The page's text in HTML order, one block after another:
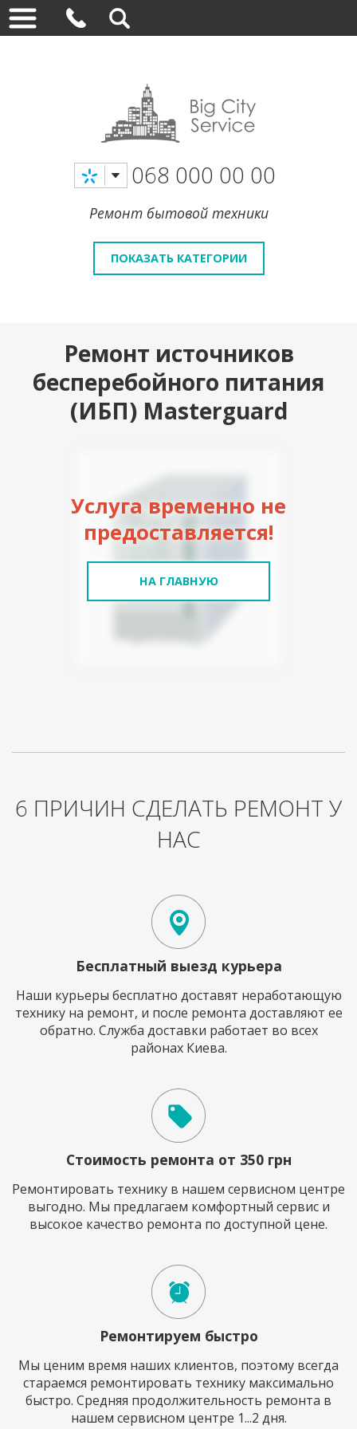
068 000 00 00
Ремонт бытовой техники
ПОКАЗАТЬ КАТЕГОРИИ
Ремонт источников
бесперебойного питания
(ИБП) Masterguard
Услуга временно не
предоставляется!
НА ГЛАВНУЮ
6 ПРИЧИН СДЕЛАТЬ РЕМОНТ У
НАС
Бесплатный выезд курьера
Наши курьеры бесплатно доставят неработающую
технику на ремонт, и после ремонта доставляют ее
обратно. Служба доставки работает во всех
районах Киева.
Стоимость ремонта от 350 грн
Ремонтировать технику в нашем сервисном центре
выгодно. Мы предлагаем комфортный сервис и
высокое качество ремонта по доступной цене.
Ремонтируем быстро
Мы ценим время наших клиентов, поэтому всегда
стараемся ремонтировать технику максимально
быстро. Средняя продолжительность ремонта в
нашем сервисном центре 1...2 дня.